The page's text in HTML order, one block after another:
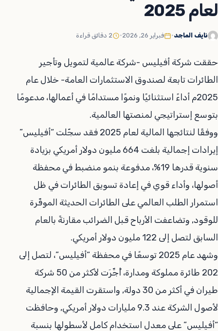
لعام 2025
نايف الماجد• فبراير 26, 2026 • 2 دقائق قراءة
حققت شركة أفيليس -شركة عالمية لتمويل وتأجير
الطائرات تابعة لصندوق الاستثمارات العامة- خلال عام
2025م أداءً استثنائيًا ونموًا مستدامًا في أعمالها، مدعومًا
بتوسع إستراتيجي لمنصتها العالمية.
ووفقًا لنتائجها المالية لعام 2025 فقد سجّلت “أفيليس”
إيرادات إجمالية بلغت 664 مليون دولار أمريكي بزيادة
سنوية قدرها 19%، مدفوعة بنمو منضبط في محفظة
أصولها، وأداء قوي في إعادة تسويق الطائرات في ظل
استمرار الطلب العالمي على الطائرات الحديثة الموفّرة
للوقود, وتضاعفت الأرباح قبل الضرائب مقارنةً بالعام
السابق لتصل إلى 122 مليون دولار أمريكي.
وشهد عام 2025 توسعًا في محفظة “أفيليس”، لتصل إلى
202 طائرة مملوكة ومدارة، أُجِّرَت لأكثر من 50 شركة
طيران في أكثر من 30 دولة, واستقرت القيمة الإجمالية
لأصول الشركة عند 9.3 مليارات دولار أمريكي, وحافظت
“أفيليس” على معدل استخدام كامل لأسطولها بنسبة